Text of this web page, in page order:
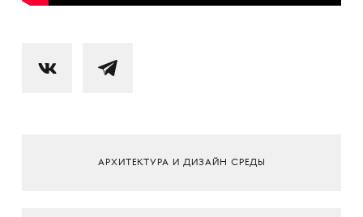
АРХИТЕКТУРА И ДИЗАЙН СРЕДЫ